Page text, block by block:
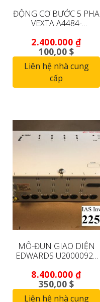
ĐỘNG CƠ BƯỚC 5 PHA
VEXTA A4484-
XUẤT DƯ MỚI)
2.400.000₫
100,00 $
Liên hệ nhà cung
cấp
MÔ-ĐUN GIAO DIỆN
EDWARDS U20000924
DỤNG, BẢO HÀNH 90
NGÀY)
8.400.000₫
350,00 $
Liên hệ nhà cung